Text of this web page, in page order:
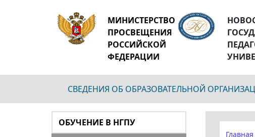
МИНИСТЕРСТВО
ПРОСВЕЩЕНИЯ
РОССИЙСКОЙ
ФЕДЕРАЦИИ
СВЕДЕНИЯ ОБ ОБРАЗОВАТЕЛЬНОЙ
ОБУЧЕНИЕ В НГПУ
Главная